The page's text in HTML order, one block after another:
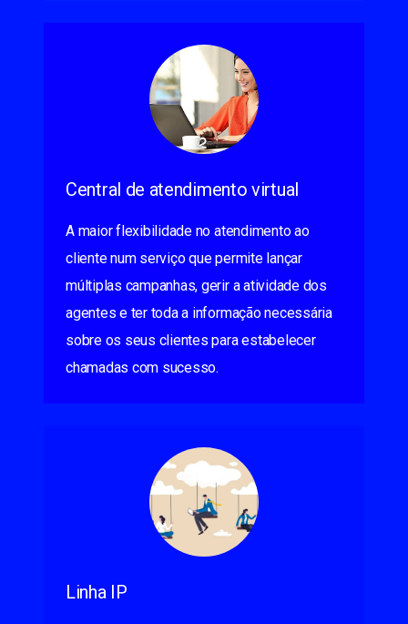
Central de atendimento virtual
A maior flexibilidade no atendimento ao
cliente num serviço que permite lançar
múltiplas campanhas, gerir a atividade dos
agentes e ter toda a informação necessária
sobre os seus clientes para estabelecer
chamadas com sucesso.
Linha IP